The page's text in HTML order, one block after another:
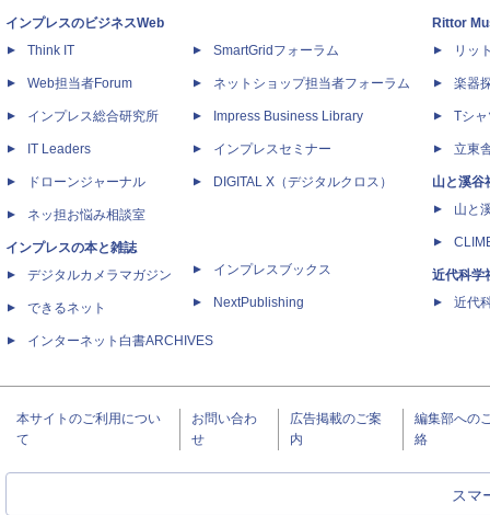
インプレスのビジネスWeb
Think IT
Web担当者Forum
インプレス総合研究所
IT Leaders
ドローンジャーナル
ネッ担お悩み相談室
インプレスの本と雑誌
デジタルカメラマガジン
できるネット
インターネット白書ARCHIVES
SmartGridフォーラム
ネットショップ担当者フォーラム
Impress Business Library
インプレスセミナー
DIGITAL X（デジタルクロス）
インプレスブックス
NextPublishing
Rittor
リッ
楽器
Tシ
立東
山と溪谷
山と
近代科学
近代
本サイトのご利用につい
て
お問い合わ
せ
広告掲載のご案
内
編集部への
絡
スマ